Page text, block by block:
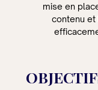
mise en
contenu et